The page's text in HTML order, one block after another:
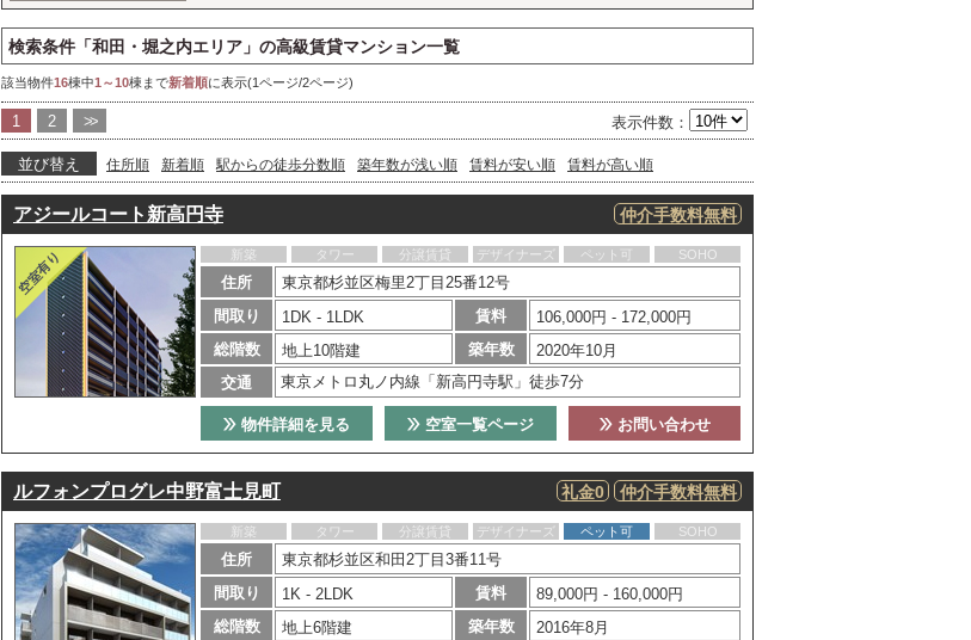
検索条件「和田・堀之内エリア」の高級賃貸マンション一覧
該当物件16棟中1～10棟まで新着順に表示(1ページ/2ページ)
1 2 >> 表示件数：
並び替え 住所順 新着順 駅からの徒歩分数順 築年数が浅い順 賃料が安い順 賃料が高い順
アジールコート新高円寺 仲介手数料無料
新築 タワー 分譲賃貸 デザイナーズ ペット可 SOHO
住所
東京都杉並区梅里2丁目25番12号
間取り
1DK - 1LDK 賃料
106,000円 - 172,000円
総階数
地上10階建 築年数
2020年10月
交通
東京メトロ丸ノ内線「新高円寺駅」徒歩7分
お問い合わせ
空室一覧ページ
物件詳細を見る
ルフォンプログレ中野富士見町 仲介手数料無料
礼金0
新築 タワー 分譲賃貸 デザイナーズ ペット可 SOHO
住所
東京都杉並区和田2丁目3番11号
間取り
1K - 2LDK 賃料
89,000円 - 160,000円
総階数
地上6階建 築年数
2016年8月